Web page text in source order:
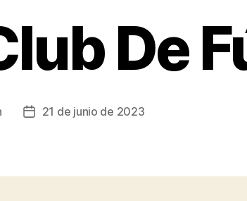
De
Fecha21 de junio de 2023